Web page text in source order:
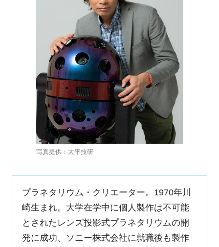
写真提供：大平技研
プラネタリウム・クリエーター。1970年川
崎生まれ。大学在学中に個人製作は不可能
とされたレンズ投影式プラネタリウムの開
発に成功、ソニー株式会社に就職後も製作